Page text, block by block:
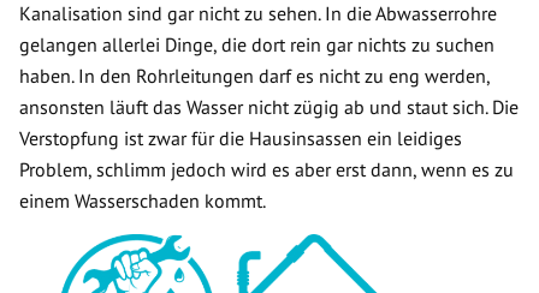
Kanalisation sind gar nicht zu sehen. In die Abwasserrohre
gelangen allerlei Dinge, die dort rein gar nichts zu suchen
haben. In den Rohrleitungen darf es nicht zu eng werden,
ansonsten läuft das Wasser nicht zügig ab und staut sich. Die
Verstopfung ist zwar für die Hausinsassen ein leidiges
Problem, schlimm jedoch wird es aber erst dann, wenn es zu
einem Wasserschaden kommt.